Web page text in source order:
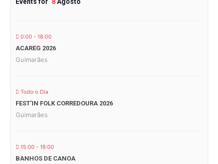
0:00 - 18:00
ACAREG 2026
Guimarães
Todo o Dia
FEST’IN FOLK CORREDOURA 2026
Guimarães
15:00 - 18:00
BANHOS DE CANOA